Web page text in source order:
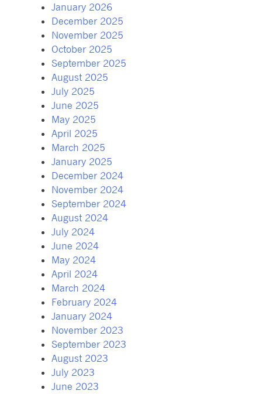
January 2026
December 2025
November 2025
October 2025
September 2025
August 2025
July 2025
June 2025
May 2025
April 2025
March 2025
January 2025
December 2024
November 2024
September 2024
August 2024
July 2024
June 2024
May 2024
April 2024
March 2024
February 2024
January 2024
November 2023
September 2023
August 2023
July 2023
June 2023